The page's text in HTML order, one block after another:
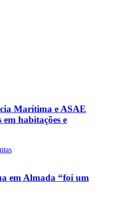
Marítima e ASAE
habitações e
em Almada “foi um